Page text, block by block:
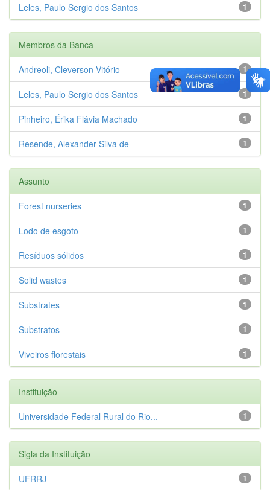
1
Leles, Paulo Sergio dos Santos
Membros da Banca
1
Andreoli, Cleverson Vitório
1
Leles, Paulo Sergio dos Santos
1
Pinheiro, Érika Flávia Machado
1
Resende, Alexander Silva de
Assunto
1
Forest nurseries
1
Lodo de esgoto
1
Resíduos sólidos
1
Solid wastes
1
Substrates
1
Substratos
1
Viveiros florestais
Instituição
1
Universidade Federal Rural do Rio...
Sigla da Instituição
1
UFRRJ